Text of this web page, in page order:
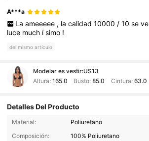
A***a
La ameeeee , la calidad 10000 / 10 se ve
luce much ísimo !
del mismo artículo
Modelar es vestir:US13
Altura: 165.0 Busto:85.0 Cintura: 63.0
Detalles Del Producto
Material:
Poliuretano
Composición:
100% Poliuretano